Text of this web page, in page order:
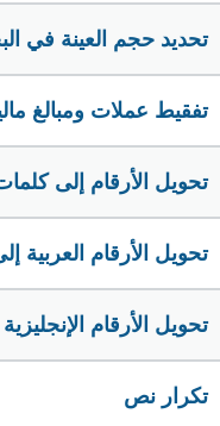
تحديد حجم العينة في
تفقيط عملات ومبالغ
تحويل الأرقام إلى
تحويل الأرقام العربية
تحويل الأرقام
تكرار نص